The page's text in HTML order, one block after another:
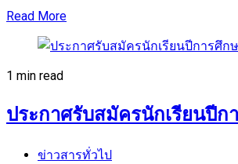
Read More
1 min read
ประกาศรับสมัครนักเรียนปีก
ข่าวสารทั่วไป